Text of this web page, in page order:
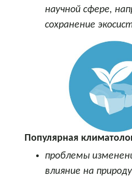
научной сфере,
сохранение
Популярная
проблемы
влияние на